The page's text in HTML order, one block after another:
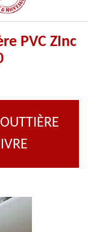
PVC ZInc